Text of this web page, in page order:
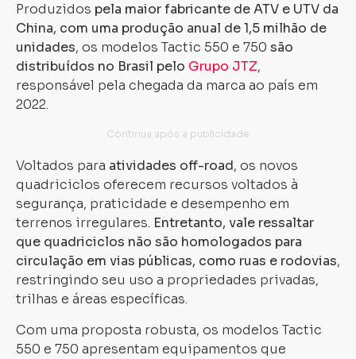
Produzidos pela maior fabricante de ATV e UTV da
China, com uma produção anual de 1,5 milhão de
unidades, os modelos Tactic 550 e 750 são
distribuídos no Brasil pelo Grupo JTZ,
responsável pela chegada da marca ao país em
2022.
Voltados para atividades off-road, os novos
quadriciclos oferecem recursos voltados à
segurança, praticidade e desempenho em
terrenos irregulares. Entretanto, vale ressaltar
que quadriciclos não são homologados para
circulação em vias públicas, como ruas e rodovias,
restringindo seu uso a propriedades privadas,
trilhas e áreas específicas.
Com uma proposta robusta, os modelos Tactic
550 e 750 apresentam equipamentos que